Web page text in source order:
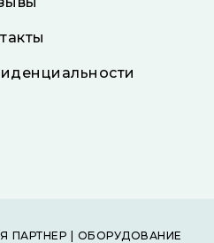
ПАРТНЕР | ОБОРУДОВАНИЕ